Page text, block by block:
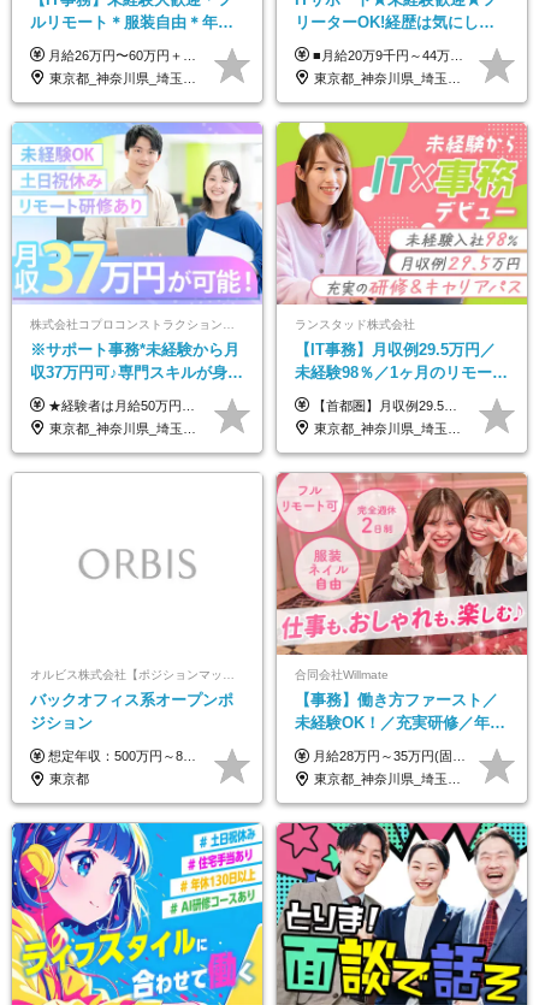
ルリモート＊服装自由＊年休
125日以上＊残業なし＊月給26
万円以上
月給26万円〜60万円＋諸手当＋インセンティブ（２種）＋賞与 ★Point 設立から9ヶ月で全社員2万円の昇給実績 ※成果はしっかりと還元いたします！ ★Point 100％年収UPでの待遇提示も可能！ ※経験者であれば、100％年収アップも実現可能です。 ※試用期間最大2ヶ月/月給22万円〜
東京都_神奈川県_埼玉県_千葉県_茨城県
リーターOK!経歴は気にしな
くて大丈夫★超大手リクルー
トグループの正社員/sg
■月給20万9千円～44万円 ※経験・能力・前給を考慮の上、決定いたします ※時間外手当100％支給 ※派遣就業先が変更となる場合には、就業規則、労使協定等に基づき賃金が変更となる可能性があります 「とにかく私生活重視」「残業があっても稼ぎたい」といった希望も配属の際に考慮します。 ＜手当＞ ■職務担当手当 ■通勤手当（上限月3万円） ■残業手当（全額支給） ■住宅手当（5割を会社負担／就業規則に定めるところによる） ■扶養手当 ■別居手当 ■資格試験受講料補助（資格ごとに社内規定により決定） ■資格取得奨励金 （資格により2万円～20万円の祝金支給） ◎一例 ・基本情報技術者（5万円） ・プロジェクトマネージャー試験（10万円） ・応用情報技術者試験（10万円） ・ITストラテジスト試験（10万円） ・エンベデッドシステムスペシャリスト試験（10万円） ・ディジタル技術検定（情報1級：10万円、制御1級：10万円、情報2級、制御2級：5万円 ・TOEIC（R）テスト（600～729点：5万円、 730～799点：10万円、800点以上：15万円） など
東京都_神奈川県_埼玉県_千葉県_大阪府_愛知県_青森県_岩手県_宮城県_秋田県_山形県_福島県_茨城県_栃木県_群馬県_山梨県_長野県_福井県_静岡県_岐阜県_三重県_兵庫県_京都府_滋賀県_奈良県_広島県_岡山県_山口県_香川県_福岡県_熊本県_佐賀県_長崎県_大分県_宮崎県_鹿児島県
※サポート事務*未経験から月
収37万円可♪専門スキルが身に
付く！Web面接＆リモート研
修も充実♪/a
★経験者は月給50万円～90万円 【首都圏】 月給30万1230円〜 ⇒基本22万7000円+地域6万4230円+皆勤1万円 【群馬/栃木/茨城】 月給28万1090円〜 ⇒基本23万4000円+地域3万7090円+皆勤1万円 【大阪/京都/兵庫】 月給30万130円〜 ⇒基本23万5000円+地域5万5130円+皆勤1万円 【静岡/愛知/岐阜/三重】 月給28万5840円〜 ⇒基本23万円+地域4万5840円+皆勤1万円 【北海道】 月給25万2960円〜 ⇒基本22万4000円+地域1万8960円+皆勤1万円 【福岡/佐賀/長崎/大分/熊本】 月給25万800円〜 ⇒基本21万8000円+地域2万2800円+皆勤1万円 【宮城/山形/福島】 月給25万580円〜 ⇒基本21万8000円+地域2万2580円+皆勤1万円 【広島/岡山/山口】 月給27万1090円〜 ⇒基本23万4000円+地域2万7090円+皆勤1万円 ※残業代は1分単位で全額支給（みなし残業制度なし） ※上記給与は最低支給額です。経験・能力に応じて決定致します ※試用期間1ヶ月、最大6ヶ月まで延長する可能性あり(条件変更なし) ※今期より新賃金体系へ移行しました。詳細は面接時にご説明します
東京都_神奈川県_埼玉県_大阪府_愛知県_北海道_宮城県_広島県_福岡県
ランスタッド株式会社
【IT事務】月収例29.5万円／
未経験98％／1ヶ月のリモート
研修／既卒・第二新卒歓迎／
年間休日123日/OW
【首都圏】月収例29.5万円（月給26万円＋諸手当） 【東海・関西】月収例28.5万円（月給25万円＋諸手当） 【九州】月収例26万円（月給23万円＋諸手当） ※経験・スキル・前職給与を踏まえ、総合的に判断して決定します。 例：首都圏 月収例31万円（月給27万円＋諸手当） ◆各種手当 ・通勤手当（上限4万円まで） ・残業代手当（1分単位で全額支給） ※固定残業代制は採用しておりません ・資格取得支援 ◆昇給：年1回 ◆補足 ・研修中1ヶ月間は、時給1670円となります。 ・試用期間6ヶ月あり。その間の待遇に変更はありません。 ※詳細は面接時にご案内します。
東京都_神奈川県_埼玉県_千葉県_大阪府_愛知県_兵庫県_京都府_福岡県
バックオフィス系オープンポ
ジション
想定年収：500万円～800万円 ※ご経験やスキルに応じて決定します。 ※上記想定年収はあくまでも目安の金額であり、 選考を通じて上下する可能性があります。
東京都
合同会社Willmate
【事務】働き方ファースト／
未経験OK！／充実研修／年休
127日～／残業なし／平均20代
／リモートOK
月給28万円～35万円(固定残業代含む)+インセンティブ＋各種手当 ※経験・能力等を考慮の上、決定します。 ※残業はほとんどありませんが、発生した場合は時間外手当を100％支給します。 【固定残業代について】 なし（残業代は、実際の労働時間に応じて別途全額支給）
東京都_神奈川県_埼玉県_千葉県_大阪府_愛知県_北海道_青森県_岩手県_宮城県_秋田県_山形県_福島県_茨城県_栃木県_群馬県_新潟県_山梨県_長野県_富山県_石川県_福井県_静岡県_岐阜県_三重県_兵庫県_京都府_滋賀県_奈良県_和歌山県_広島県_岡山県_鳥取県_島根県_山口県_徳島県_香川県_愛媛県_高知県_福岡県_熊本県_佐賀県_長崎県_大分県_宮崎県_鹿児島県_沖縄県_海外